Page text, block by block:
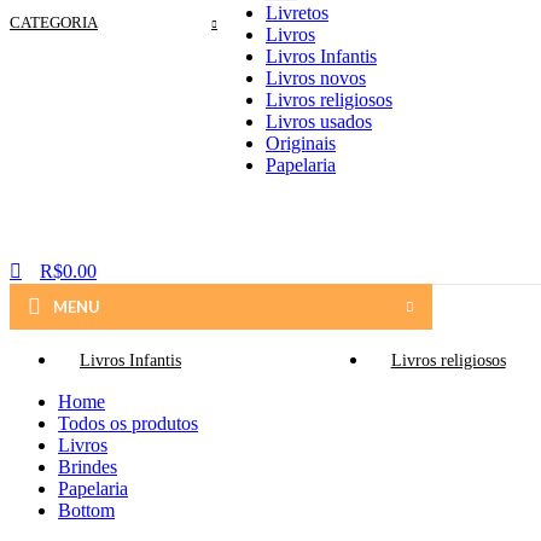
CATEGORIA
Livretos
Livros
Livros Infantis
Livros novos
Livros religiosos
Livros usados
Originais
Papelaria
R$0.00
MENU
Livros Infantis Livros religiosos
Home
Todos os produtos
Livros
Brindes
Papelaria
Bottom